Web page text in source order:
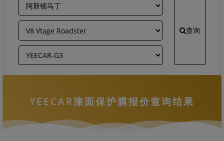
查询
YEECAR漆面保护膜报价查询结果